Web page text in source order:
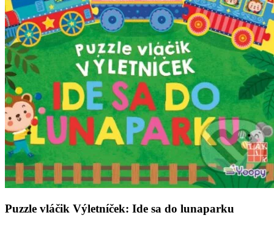
Puzzle vláčik Výletníček: Ide sa do lunaparku